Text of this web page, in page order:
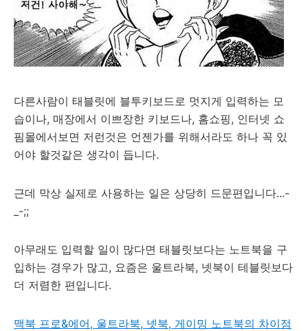
다른사람이 태블릿에 블투키보드로 멋지게 입력하는 모
습이나, 매장에서 이쁘장한 키보드나, 홈쇼핑, 인터넷 쇼
핌몰에서보면 저런것은 언젠가를 위해서라도 하나 꼭 있
어야 할것같은 생각이 듭니다.
근데 막상 실제로 사용하는 일은 상당히 드문편입니다...-
_-;;
아무래도 입력할 일이 많다면 태블릿보다는 노트북을 구
입하는 경우가 많고, 요즘은 울트라북, 넷북이 테블릿보다
더 저렴한 편입니다.
맥북 프로&에어, 울트라북, 넷북, 게이밍 노트북의 차이점